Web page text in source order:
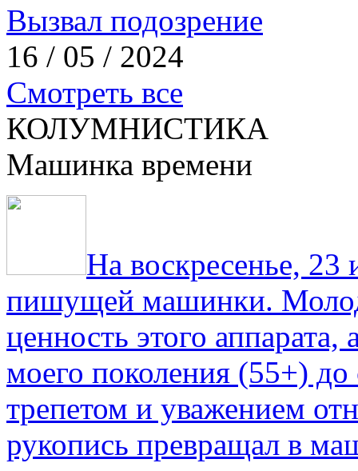
Вызвал подозрение
16 / 05 / 2024
Смотреть все
КОЛУМНИСТИКА
Машинка времени
На воскресенье,
пишущей машинки.
ценность этого
моего поколения (55+) до
трепетом и уважением
рукопись превращал в